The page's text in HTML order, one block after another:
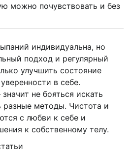
можно почувствовать и без
индивидуальна, но
подход и регулярный
улучшить состояние
в себе.
не бояться искать
разные методы. Чистота и
с любви к себе и
к собственному телу.